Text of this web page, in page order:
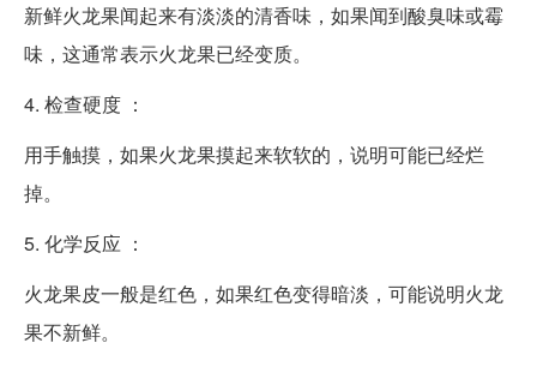
新鲜火龙果闻起来有淡淡的清香味，如果闻到酸臭味或霉
味，这通常表示火龙果已经变质。
4. 检查硬度 ：
用手触摸，如果火龙果摸起来软软的，说明可能已经烂
掉。
5. 化学反应 ：
火龙果皮一般是红色，如果红色变得暗淡，可能说明火龙
果不新鲜。